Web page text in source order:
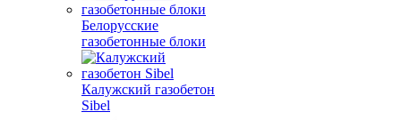
Белорусские
газобетонные блоки
Калужский газобетон
Sibel